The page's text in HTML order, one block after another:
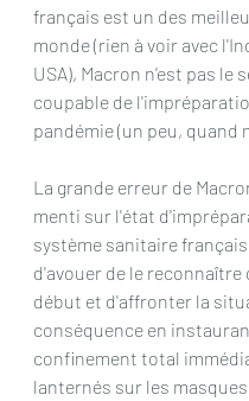
français est un des
monde (rien à voir avec
USA), Macron n'est pas le
coupable de
pandémie (un peu, quand
La grande erreur de
menti sur l'état
système sanitaire
d'avouer de le reconnaître
début et d'affronter la
conséquence en
confinement total
lanternés sur les